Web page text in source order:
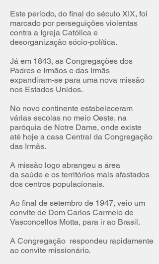
​Este período, do final do século XIX, foi
marcado por perseguições violentas
contra a Igreja Católica e
desorganização sócio-política.
​Já em 1843, as Congregações dos
Padres e Irmãos e das Irmãs
expandiram-se para uma nova missão
nos Estados Unidos.
​No novo continente estabeleceram
várias escolas no meio Oeste, na
paróquia de Notre Dame, onde existe
até hoje a casa Central da Congregação
das Irmãs.
​A missão logo abrangeu a área
da saúde e os territórios mais afastados
dos centros populacionais.
​Ao final de setembro de 1947, veio um
convite de Dom Carlos Carmelo de
Vasconcellos Motta, para ir ao Brasil.
​A Congregação respondeu rapidamente
ao convite missionário.